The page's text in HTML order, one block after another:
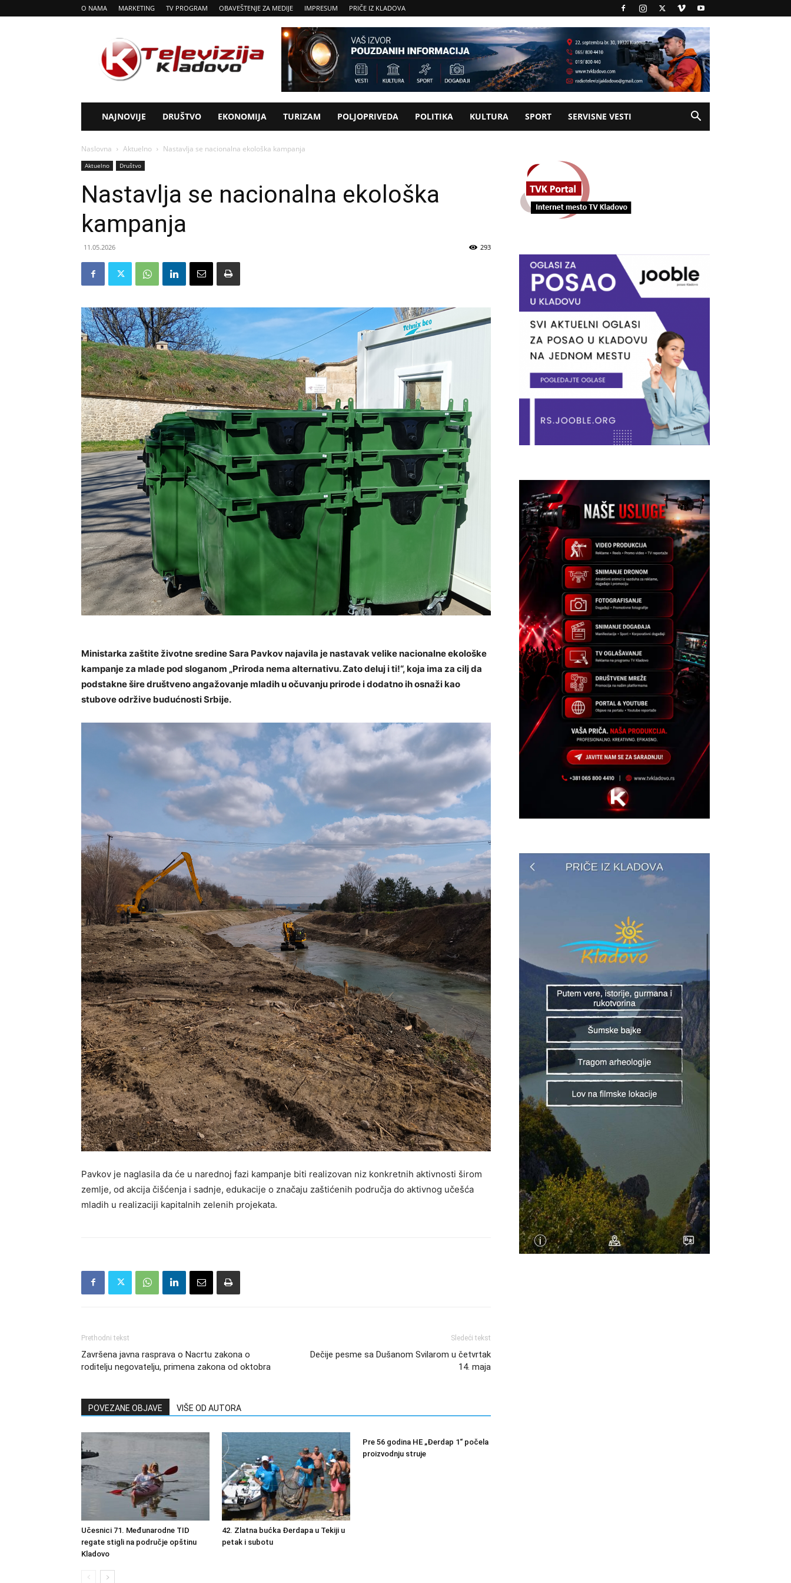
O NAMA MARKETING TV PROGRAM OBAVEŠTENJE ZA MEDIJE IMPRESUM PRIČE IZ KLADOVA
Tv
Kladovo
NAJNOVIJE DRUŠTVO EKONOMIJA TURIZAM POLJOPRIVEDA POLITIKA KULTURA SPORT SERVISNE VESTI
Naslovna Aktuelno Nastavlja se nacionalna ekološka kampanja
Aktuelno Društvo
Nastavlja se nacionalna ekološka
kampanja
11.05.2026 293
Ministarka zaštite životne sredine Sara Pavkov najavila je nastavak velike nacionalne ekološke
kampanje za mlade pod sloganom „Priroda nema alternativu. Zato deluj i ti!“, koja ima za cilj da
podstakne šire društveno angažovanje mladih u očuvanju prirode i dodatno ih osnaži kao
stubove održive budućnosti Srbije.
Pavkov je naglasila da će u narednoj fazi kampanje biti realizovan niz konkretnih aktivnosti širom
zemlje, od akcija čišćenja i sadnje, edukacije o značaju zaštićenih područja do aktivnog učešća
mladih u realizaciji kapitalnih zelenih projekata.
Prethodni tekst
Završena javna rasprava o Nacrtu zakona o
roditelju negovatelju, primena zakona od oktobra
Sledeći tekst
Dečije pesme sa Dušanom Svilarom u četvrtak
14. maja
POVEZANE OBJAVE VIŠE OD AUTORA
Učesnici 71. Međunarodne TID
regate stigli na područje opštinu
Kladovo
42. Zlatna bućka Đerdapa u Tekiji u
petak i subotu
Pre 56 godina HE „Đerdap 1“ počela
proizvodnju struje